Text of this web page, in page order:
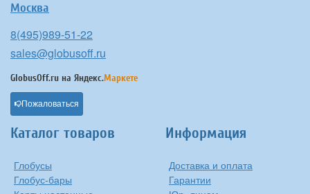
Москва
8(495)989-51-22
sales@globusoff.ru
GlobusOff.ru на Яндекс.Маркете
Пожаловаться
Каталог товаров
Глобусы
Глобус-бары
Информация
Доставка и оплата
Гарантии